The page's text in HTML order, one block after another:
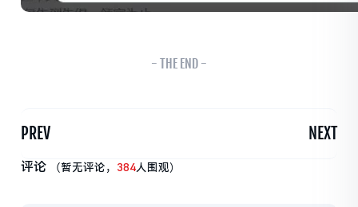
- THE END -
PREV NEXT
评论 （暂无评论， 384人围观）